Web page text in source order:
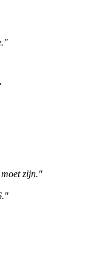
zijn."